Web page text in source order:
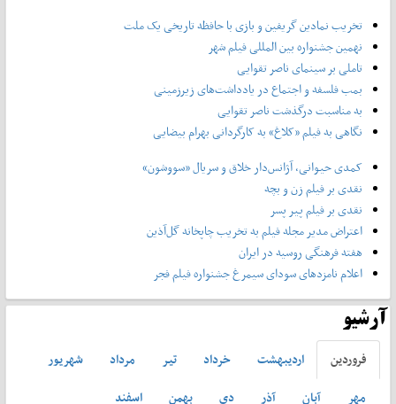
تخریب نمادین گریفین و بازی با حافظه تاریخی یک ملت
نهمین جشنواره بین المللی فیلم شهر
تاملی بر سینمای ناصر تقوایی
بمب فلسفه و اجتماع در یادداشت‌های زیرزمینی
به مناسبت درگذشت ناصر تقوایی
نگاهی به فیلم «کلاغ» به کارگردانی بهرام بیضایی
کمدی حیوانی، آژانس‌دار خلاق و سریال «سووشون»
نقدی بر فیلم زن و بچه
نقدی بر فیلم پیر پسر
اعتراض مدیر مجله فیلم به تخریب چاپخانه گل‌آذین
هفته فرهنگی روسیه در ایران
اعلام نامزدهای سودای سیمرغ جشنواره فیلم فجر
آرشیو
فروردين ارديبهشت خرداد تير مرداد
شهريور
مهر
آبان آذر دی بهمن
اسفند